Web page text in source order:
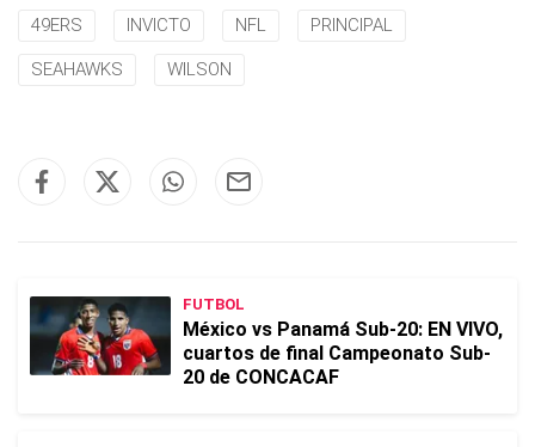
49ERS INVICTO NFL PRINCIPAL
SEAHAWKS WILSON
FUTBOL
México vs Panamá Sub-20: EN VIVO,
cuartos de final Campeonato Sub-
20 de CONCACAF